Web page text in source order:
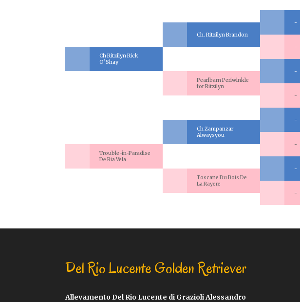
Ch Ritzilyn Rick
O’Shay
Trouble-in-Paradise
De Ria Vela
Ch. Ritzilyn Brandon
Pearlbarn Periwinkle
for Ritzilyn
Ch Zampanzar
Alwaysyou
Toscane Du Bois De
La Rayere
-
-
-
-
-
-
-
-
Del Rio Lucente Golden Retriever
Allevamento Del Rio Lucente di Grazioli Alessandro